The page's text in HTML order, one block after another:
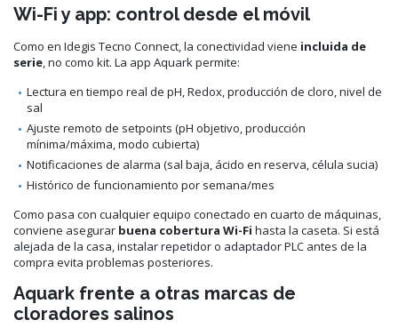
Wi-Fi y app: control desde el móvil
Como en Idegis Tecno Connect, la conectividad viene incluida de
serie, no como kit. La app Aquark permite:
Lectura en tiempo real de pH, Redox, producción de cloro, nivel de
sal
Ajuste remoto de setpoints (pH objetivo, producción
mínima/máxima, modo cubierta)
Notificaciones de alarma (sal baja, ácido en reserva, célula sucia)
Histórico de funcionamiento por semana/mes
Como pasa con cualquier equipo conectado en cuarto de máquinas,
conviene asegurar buena cobertura Wi-Fi hasta la caseta. Si está
alejada de la casa, instalar repetidor o adaptador PLC antes de la
compra evita problemas posteriores.
Aquark frente a otras marcas de
cloradores salinos